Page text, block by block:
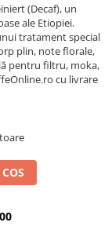
(Decaf), un
ale Etiopiei.
tratament special
plin, note florale,
pentru filtru, moka,
cu livrare